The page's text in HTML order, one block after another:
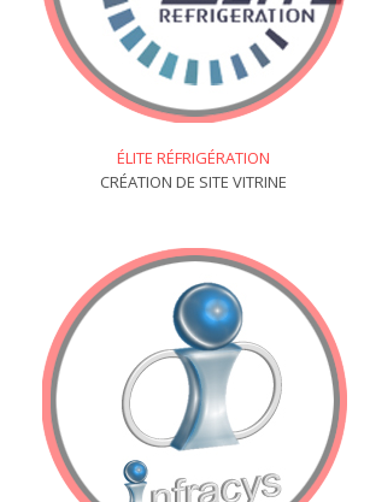
ÉLITE RÉFRIGÉRATION
CRÉATION DE SITE VITRINE